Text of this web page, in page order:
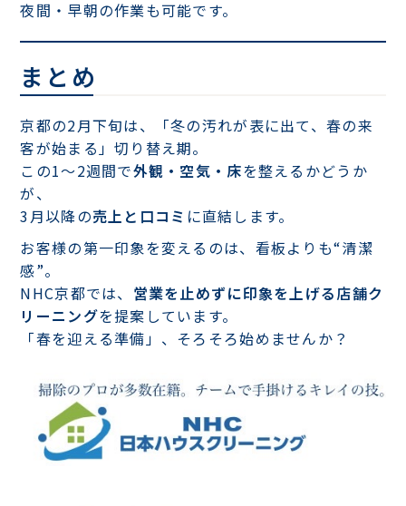
夜間・早朝の作業も可能です。
まとめ
京都の2月下旬は、「冬の汚れが表に出て、春の来
客が始まる」切り替え期。
この1〜2週間で外観・空気・床を整えるかどうか
が、
3月以降の売上と口コミ に直結します。
お客様の第一印象を変えるのは、看板よりも“清潔
感”。
NHC京都では、 営業を止めずに印象を上げる店舗ク
リーニングを提案しています。
「春を迎える準備」、そろそろ始めませんか？